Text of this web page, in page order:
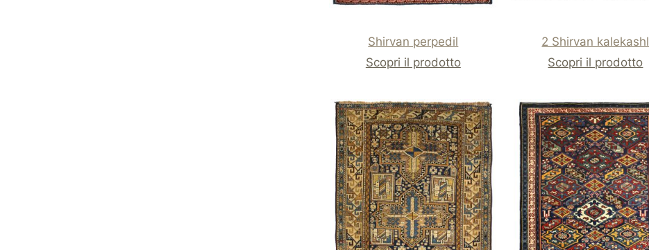
Shirvan perpedil
Scopri il prodotto
2 Shirvan kalekashl
Scopri il prodotto